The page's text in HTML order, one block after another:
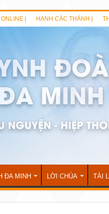
| HẠNH CÁC THÁNH |
ĐA MINH LỜI CHÚA TÀI